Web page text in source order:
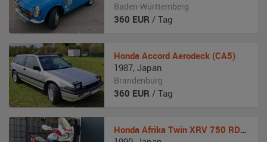
Baden-Württemberg
360 EUR / Tag
Honda Accord Aerodeck (CA5)
1987, Japan
Brandenburg
360 EUR / Tag
Honda Afrika Twin XRV 750 RD04